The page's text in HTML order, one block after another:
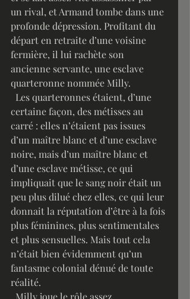
un rival, et Armand tombe dans une
profonde dépression. Profitant du
départ en retraite d’une voisine
fermière, il lui rachète son
ancienne servante, une esclave
quarteronne nommée Milly.
certaine façon, des métisses au
carré : elles n’étaient pas issues
d’un maître blanc et d’une esclave
noire, mais d’un maître blanc et
d’une esclave métisse, ce qui
impliquait que le sang noir était un
peu plus dilué chez elles, ce qui leur
donnait la réputation d’être à la fois
plus féminines, plus sentimentales
et plus sensuelles. Mais tout cela
n’était bien évidemment qu’un
fantasme colonial dénué de toute
réalité.